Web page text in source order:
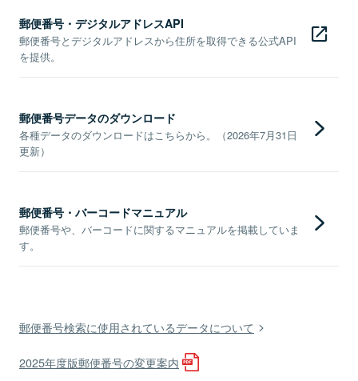
郵便番号・デジタルアドレスAPI
郵便番号とデジタルアドレスから住所を取得できる公式API
を提供。
郵便番号データのダウンロード
各種データのダウンロードはこちらから。（2026年7月31日
更新）
郵便番号・バーコードマニュアル
郵便番号や、バーコードに関するマニュアルを掲載していま
す。
郵便番号検索に使用されているデータについて
2025年度版郵便番号の変更案内